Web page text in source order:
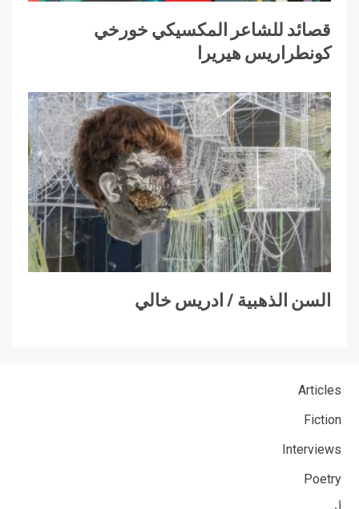
قصائد للشاعر المكسيكي خورخي
كونطراريس هيريرا
السن الذهبية / ادريس خالي
Articles
Fiction
Interviews
Poetry